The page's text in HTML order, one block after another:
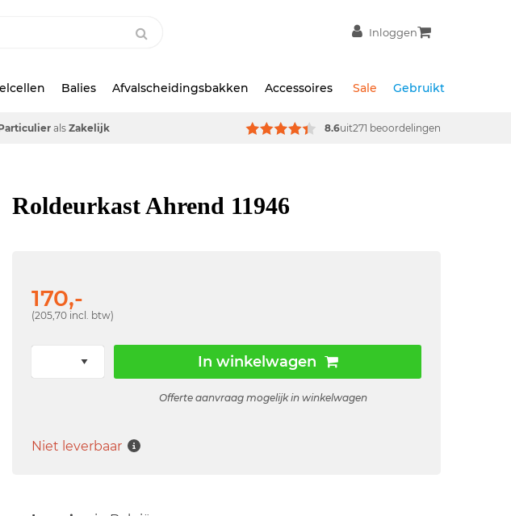
Inloggen
Balies Afvalscheidingsbakken Accessoires Sale Gebruikt
als Zakelijk 8.6uit271 beoordelingen
Roldeurkast Ahrend 11946
170,-
(205,70 incl. btw)
In winkelwagen
Offerte aanvraag mogelijk in winkelwagen
Niet leverbaar